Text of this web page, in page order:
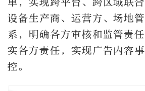
单，实现跨平台、跨区域联
设备生产商、运营方、场地
系，明确各方审核和监管责
实各方责任，实现广告内容
控。